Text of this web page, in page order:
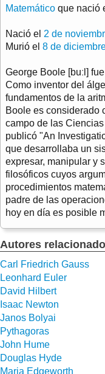
Matemático que nació
Nació el 2 de
Murió el 8 de
George Boole [buːl]
Como inventor del
fundamentos de la
Boole es considerado
campo de las
publicó "An
que desarrollaba un
expresar, manipular y
filosóficos cuyos
procedimientos
padre de las
hoy en día es posible
Autores
Carl Friedrich Gauss
Leonhard Euler
David Hilbert
Isaac Newton
Janos Bolyai
Pythagoras
John Hume
Douglas Hyde
Maria Edgeworth